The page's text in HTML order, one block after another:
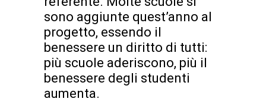
sono aggiunte quest’anno al
progetto, essendo il
benessere un diritto di tutti:
più scuole aderiscono, più il
benessere degli studenti
aumenta.